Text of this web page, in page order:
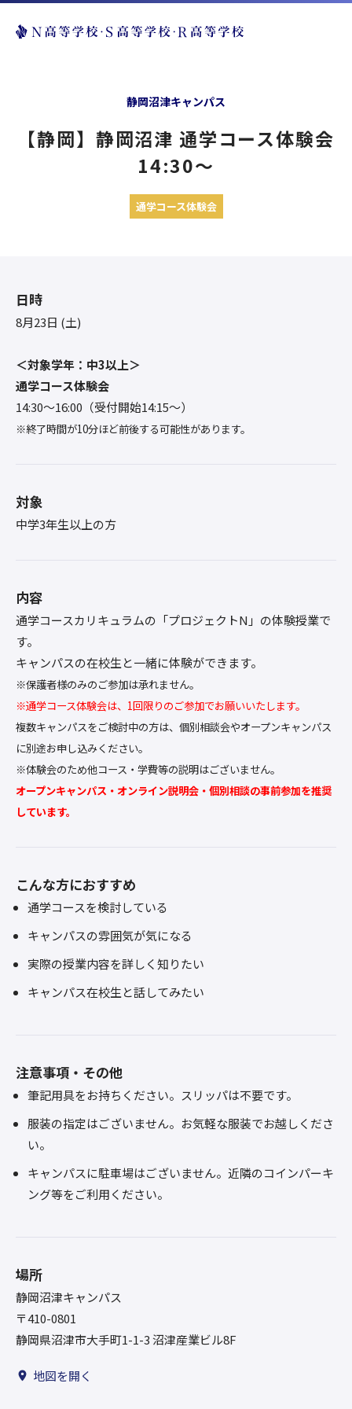
静岡沼津キャンパス
【静岡】静岡沼津 通学コース体験会
14:30〜
通学コース体験会
日時
8月23日 (土)
＜対象学年：中3以上＞
通学コース体験会
14:30〜16:00（受付開始14:15～）
※終了時間が10分ほど前後する可能性があります。
対象
中学3年生以上の方
内容
通学コースカリキュラムの「プロジェクトN」の体験授業で
す。
キャンパスの在校生と一緒に体験ができます。
※保護者様のみのご参加は承れません。
※通学コース体験会は、1回限りのご参加でお願いいたします。
複数キャンパスをご検討中の方は、個別相談会やオープンキャンパス
に別途お申し込みください。
※体験会のため他コース・学費等の説明はございません。
オープンキャンパス・オンライン説明会・個別相談の事前参加を推奨
しています。
こんな方におすすめ
通学コースを検討している
キャンパスの雰囲気が気になる
実際の授業内容を詳しく知りたい
キャンパス在校生と話してみたい
注意事項・その他
筆記用具をお持ちください。スリッパは不要です。
服装の指定はございません。お気軽な服装でお越しくださ
い。
キャンパスに駐車場はございません。近隣のコインパーキ
ング等をご利用ください。
場所
静岡沼津キャンパス
〒410-0801
静岡県沼津市大手町1-1-3 沼津産業ビル8F
地図を開く